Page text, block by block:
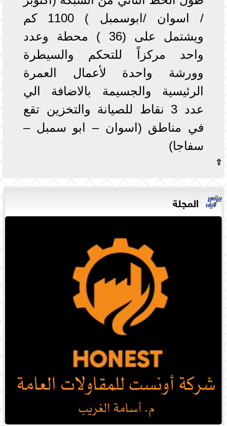
/ اسوان /ابوسمبل ) 1100 كم
ويشتمل على (36 ) محطة وعدد
واحد مركزاً للتحكم والسيطرة
وورشة واحدة لأعمال العمرة
الرئيسية والجسيمة بالاضافة الي
عدد 3 نقاط للصيانة والتخزين تقع
في مناطق (اسوان – ابو سمبل –
سفاجا)
⇧
المجلة